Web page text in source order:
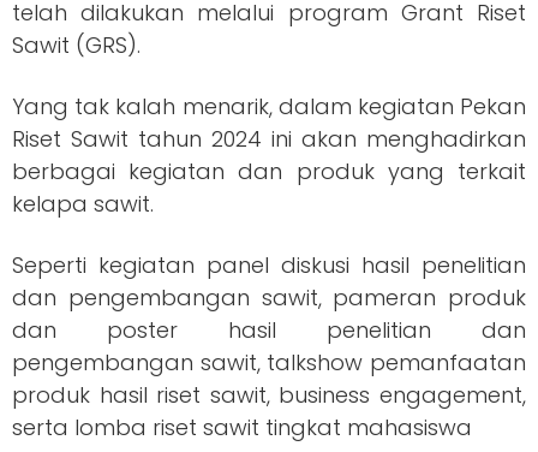
telah dilakukan melalui program Grant Riset
Sawit (GRS).
Yang tak kalah menarik, dalam kegiatan Pekan
Riset Sawit tahun 2024 ini akan menghadirkan
berbagai kegiatan dan produk yang terkait
kelapa sawit.
Seperti kegiatan panel diskusi hasil penelitian
dan pengembangan sawit, pameran produk
dan poster hasil penelitian dan
pengembangan sawit, talkshow pemanfaatan
produk hasil riset sawit, business engagement,
serta lomba riset sawit tingkat mahasiswa